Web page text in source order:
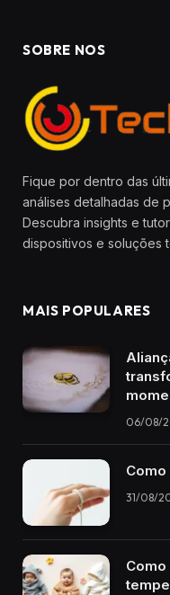
SOBRE NOS
Fique por dentro das
análises detalhadas de
Descubra insights e
dispositivos e soluções
MAIS POPULARES
06/08/
31/08/